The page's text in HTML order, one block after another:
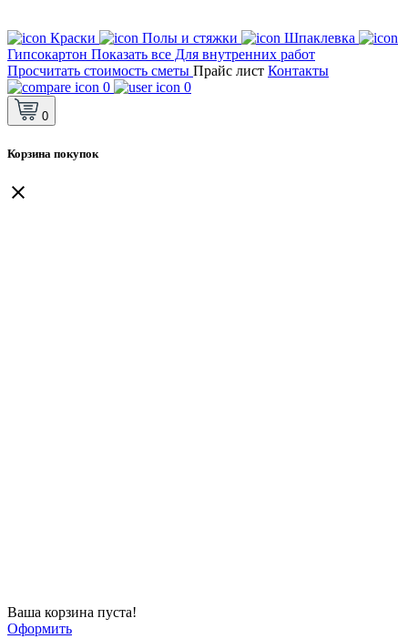
Краски Полы и стяжки
Шпаклевка
Гипсокартон Показать все Для внутренних работ
Просчитать стоимость сметы Прайс лист Контакты
0
0
0
Корзина покупок
Ваша корзина пуста!
Оформить